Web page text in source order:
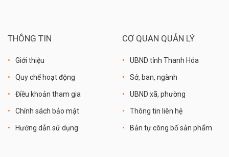
THÔNG TIN
Giới thiệu
Quy chế hoạt động
Điều khoản tham gia
Chính sách bảo mật
Hướng dẫn sử dụng
CƠ QUAN QUẢN LÝ
UBND tỉnh Thanh Hóa
Sở, ban, ngành
UBND xã, phường
Thông tin liên hệ
Bản tự công bố sản phẩm